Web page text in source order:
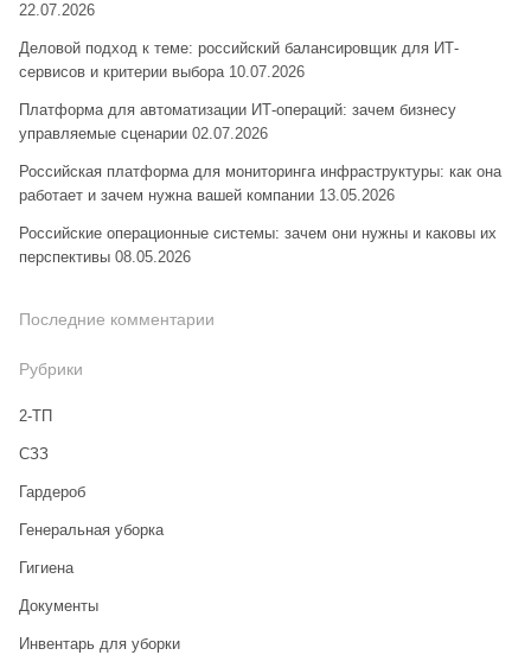
22.07.2026
Деловой подход к теме: российский балансировщик для ИТ-
сервисов и критерии выбора 10.07.2026
Платформа для автоматизации ИТ-операций: зачем бизнесу
управляемые сценарии 02.07.2026
Российская платформа для мониторинга инфраструктуры: как она
работает и зачем нужна вашей компании 13.05.2026
Российские операционные системы: зачем они нужны и каковы их
перспективы 08.05.2026
Последние комментарии
Рубрики
2-ТП
CЗЗ
Гардероб
Генеральная уборка
Гигиена
Документы
Инвентарь для уборки